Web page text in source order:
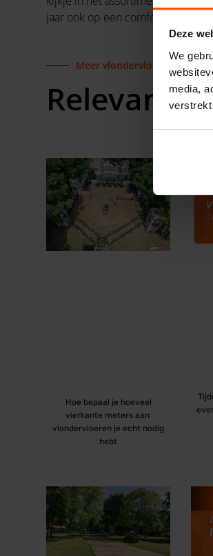
Deze
We
media,
jaar ook op een comfortabele en
Meer vlondervloeren.nl
Relevante
Hoe bepaal je hoeveel
vierkante meters aan
vlondervloeren je echt nodig
hebt